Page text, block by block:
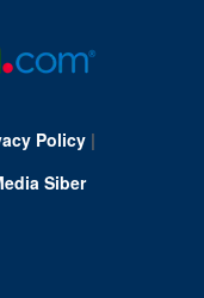
Policy|
Siber